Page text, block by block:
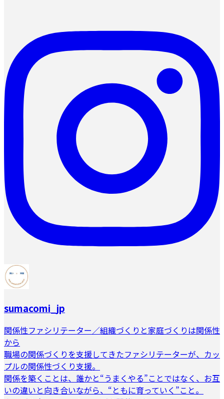
sumacomi_jp
関係性ファシリテーター／組織づくりと家庭づくりは関係性
から
職場の関係づくりを支援してきたファシリテーターが、カッ
プルの関係性づくり支援。
関係を築くことは、誰かと“うまくやる”ことではなく、お互
いの違いと向き合いながら、“ともに育っていく”こと。